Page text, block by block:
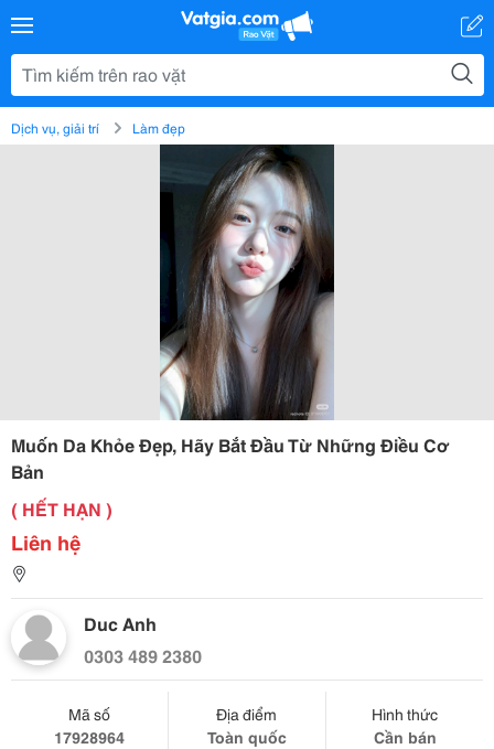
Dịch vụ, giải trí Làm đẹp
Muốn Da Khỏe Đẹp, Hãy Bắt Đầu Từ Những Điều Cơ
Bản
( HẾT HẠN )
Liên hệ
Duc Anh
0303 489 2380
Mã số
17928964
Địa điểm
Toàn quốc
Hình thức
Cần bán